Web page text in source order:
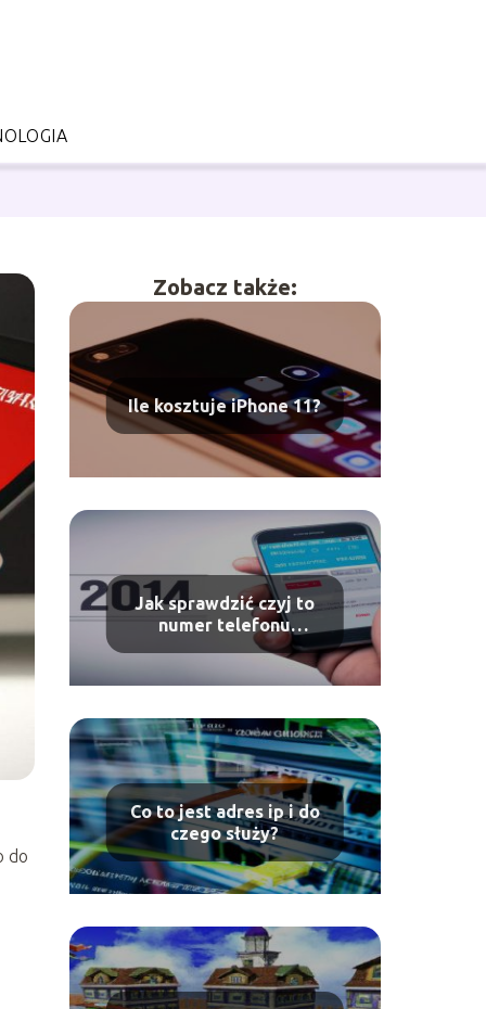
do
Zobacz także:
Ile kosztuje iPhone 11?
Jak sprawdzić czyj to
numer telefonu
komórkowego?
Co to jest adres ip i do
czego służy?